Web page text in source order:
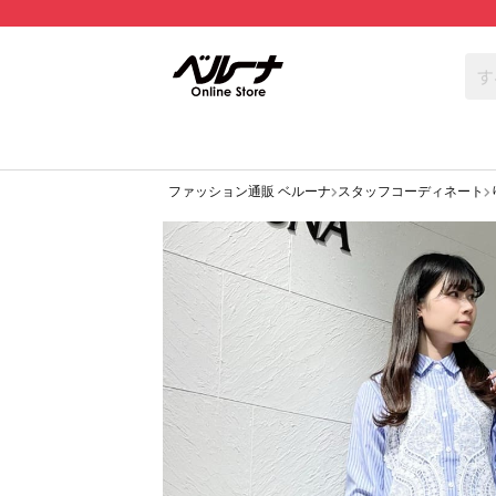
ファッション通販 ベルーナ スタッフコーディネート